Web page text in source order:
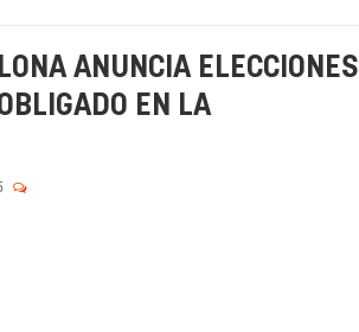
ANUNCIA ELECCIONES
EN LA